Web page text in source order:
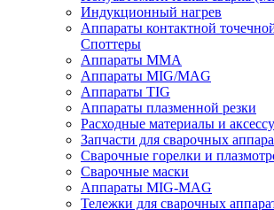
Индукционный нагрев
Аппараты контактной
Споттеры
Аппараты MMA
Аппараты MIG/MAG
Аппараты TIG
Аппараты плазменной резки
Расходные материалы и
Запчасти для сварочных
Сварочные горелки и
Сварочные маски
Аппараты MIG-MAG
Тележки для сварочных